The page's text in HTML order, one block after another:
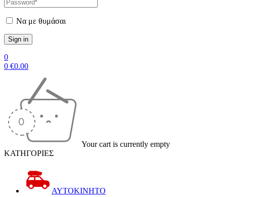
Να με θυμάσαι
0
0 €0.00
Your cart is currently empty
ΚΑΤΗΓΟΡΙΕΣ
ΑΥΤΟΚΙΝΗΤΟ